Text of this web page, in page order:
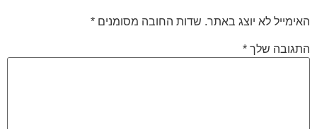
האימייל לא יוצג באתר. שדות החובה מסומנים *
התגובה שלך *